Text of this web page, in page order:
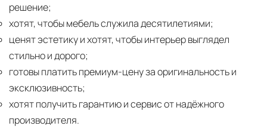
решение;
хотят, чтобы мебель служила десятилетиями;
ценят эстетику и хотят, чтобы интерьер выглядел
стильно и дорого;
готовы платить премиум-цену за оригинальность и
эксклюзивность;
хотят получить гарантию и сервис от надёжного
производителя.